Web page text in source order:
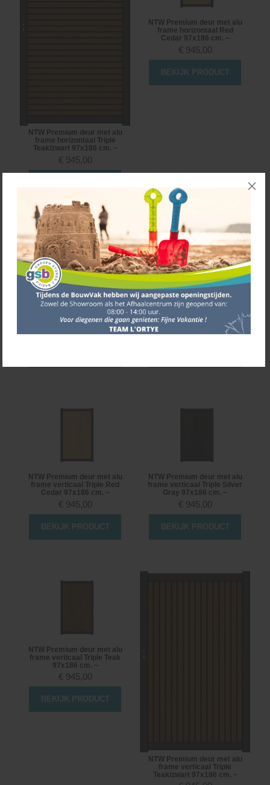
NTW Premium deur met alu
frame horizontaal Triple
Teak/zwart 97x186 cm. ~
€ 945,00
NTW Premium deur met alu
frame horizontaal Red
Cedar 97x186 cm. ~
€ 945,00
BEKIJK PRODUCT
NTW Premium deur met alu
frame horizontaal Silver
Gray 97x186 cm. ~
€ 945,00
NTW Premium deur met alu
frame horizontaal Teak
97x186 cm. ~
€ 945,00
NTW Premium deur met alu
frame verticaal Triple Red
Cedar 97x186 cm. ~
€ 945,00
BEKIJK PRODUCT
NTW Premium deur met alu
frame verticaal Triple Silver
Gray 97x186 cm. ~
€ 945,00
BEKIJK PRODUCT
NTW Premium deur met alu
frame verticaal Triple Teak
97x186 cm. ~
€ 945,00
BEKIJK PRODUCT
NTW Premium deur met alu
frame verticaal Triple
Teak/zwart 97x186 cm. ~